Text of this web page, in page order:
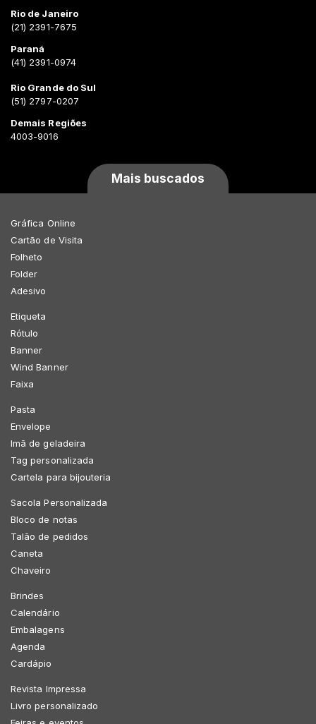
Rio de Janeiro
(21) 2391-7675
Paraná
(41) 2391-0974
Rio Grande do Sul
(51) 2797-0207
Demais Regiões
4003-9016
Mais buscados
Gráfica Online
Cartão de Visita
Folheto
Folder
Adesivo
Etiqueta
Rótulo
Banner
Wind Banner
Faixa
Pasta
Envelope
Imã de geladeira
Tag personalizada
Cartela para bijouteria
Sacola Personalizada
Bloco de notas
Talão de pedidos
Caneta
Chaveiro
Brindes
Calendário
Embalagens
Agenda
Cardápio
Revista Impressa
Livro personalizado